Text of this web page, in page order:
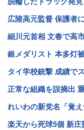
広陵高元監督 保護者
細川元首相 文春で高
銀メダリスト 本多灯
タイ学校銃撃 成績で
正常な組織を誤摘出
れいわの新党名「覚え
楽天から死球5個 新